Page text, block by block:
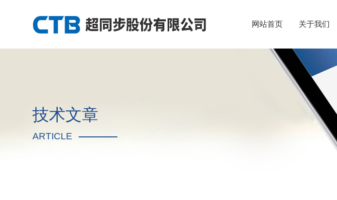
网站首页 关于我们
技术文章
ARTICLE